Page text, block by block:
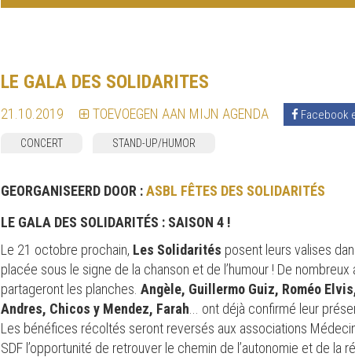
LE GALA DES SOLIDARITES
21.10.2019 TOEVOEGEN AAN MIJN AGENDA Facebook
CONCERT STAND-UP/HUMOR
GEORGANISEERD DOOR :ASBL FÊTES DES SOLIDARITÉS
LE GALA DES SOLIDARITÉS : SAISON 4 !
Le 21 octobre prochain, Les Solidarités posent leurs valises
placée sous le signe de la chanson et de l’humour ! De
partageront les planches. Angèle, Guillermo Guiz, Roméo
Andres, Chicos y Mendez, Farah ... ont déjà confirmé leur
Les bénéfices récoltés seront reversés aux associations
SDF l’opportunité de retrouver le chemin de l’autonomie et de la